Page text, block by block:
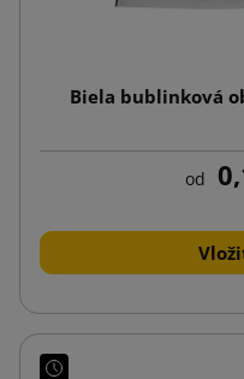
Biela bublinková
od